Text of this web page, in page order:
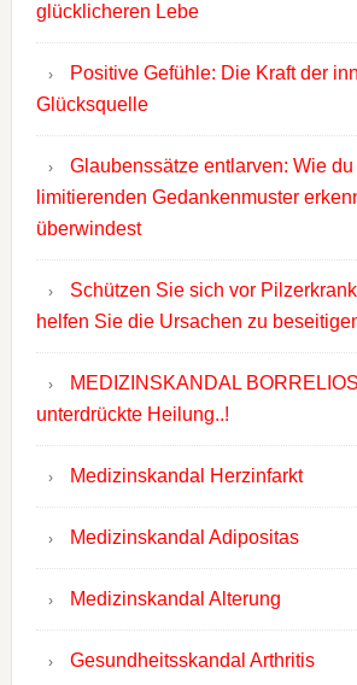
glücklicheren Lebe
Positive Gefühle: Die Kraft der
Glücksquelle
Glaubenssätze entlarven: Wie
limitierenden Gedankenmuster
überwindest
Schützen Sie sich vor
helfen Sie die Ursachen zu
MEDIZINSKANDAL
unterdrückte Heilung..!
Medizinskandal Herzinfarkt
Medizinskandal Adipositas
Medizinskandal Alterung
Gesundheitsskandal Arthritis